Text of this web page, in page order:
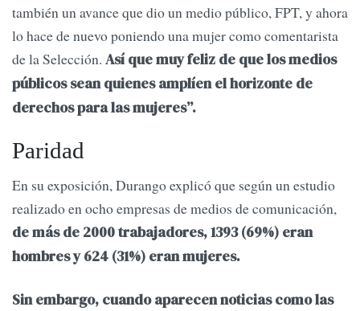
también un avance que dio un medio público, FPT, y ahora
lo hace de nuevo poniendo una mujer como comentarista
de la Selección. Así que muy feliz de que los medios
públicos sean quienes amplíen el horizonte de
derechos para las mujeres”.
Paridad
En su exposición, Durango explicó que según un estudio
realizado en ocho empresas de medios de comunicación,
de más de 2000 trabajadores, 1393 (69%) eran
hombres y 624 (31%) eran mujeres.
Sin embargo, cuando aparecen noticias como las